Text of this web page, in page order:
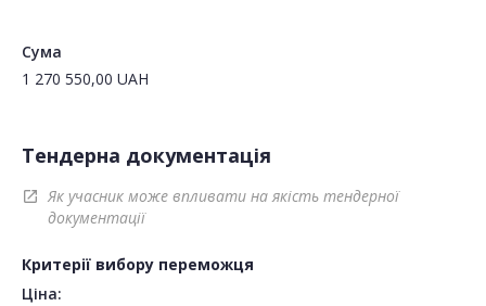
Сума
1 270 550,00 UAH
Тендерна документація
open_in_new
Як учасник може впливати на якість тендерної
документації
Критерії вибору переможця
Ціна: